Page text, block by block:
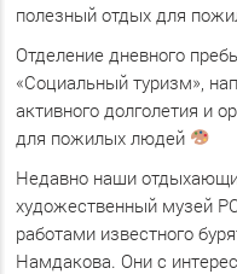
полезный отдых для
Отделение дневного
«Социальный туризм»,
активного долголетия и
для пожилых людей
Недавно наши
художественный музей
работами известного
Намдакова. Они с